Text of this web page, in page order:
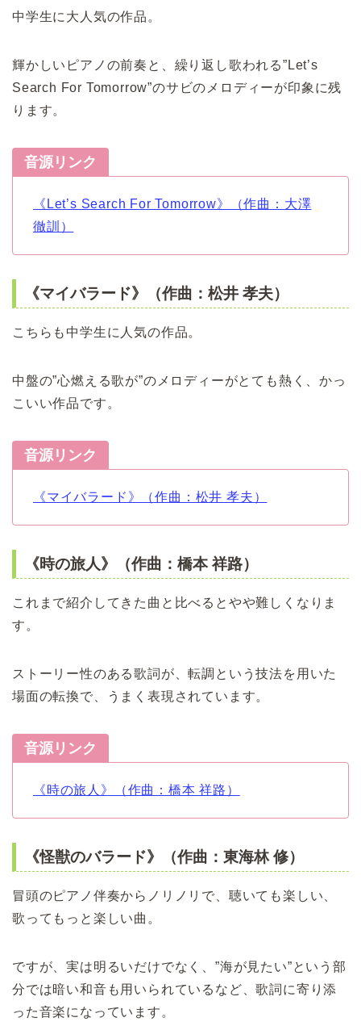
中学生に大人気の作品。
輝かしいピアノの前奏と、繰り返し歌われる”Let’s
Search For Tomorrow”のサビのメロディーが印象に残
ります。
音源リンク
《Let’s Search For Tomorrow》（作曲：大澤
徹訓）
《マイバラード》（作曲：松井 孝夫）
こちらも中学生に人気の作品。
中盤の”心燃える歌が”のメロディーがとても熱く、かっ
こいい作品です。
音源リンク
《マイバラード》（作曲：松井 孝夫）
《時の旅人》（作曲：橋本 祥路）
これまで紹介してきた曲と比べるとやや難しくなりま
す。
ストーリー性のある歌詞が、転調という技法を用いた
場面の転換で、うまく表現されています。
音源リンク
《時の旅人》（作曲：橋本 祥路）
《怪獣のバラード》（作曲：東海林 修）
冒頭のピアノ伴奏からノリノリで、聴いても楽しい、
歌ってもっと楽しい曲。
ですが、実は明るいだけでなく、”海が見たい”という部
分では暗い和音も用いられているなど、歌詞に寄り添
った音楽になっています。